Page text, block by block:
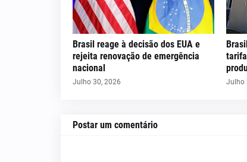
Brasil reage à decisão dos EUA e
rejeita renovação de emergência
nacional
Julho 30, 2026 Julho
Postar um comentário